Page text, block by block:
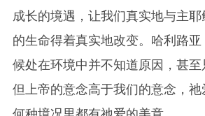
成长的境遇，让我们真实地与主
的生命得着真实地改变。哈利路
候处在环境中并不知道原因，甚至
但上帝的意念高于我们的意念，